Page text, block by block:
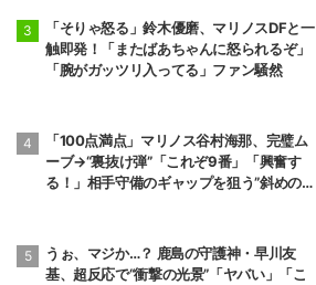
「そりゃ怒る」鈴木優磨、マリノスDFと一
触即発！「またばあちゃんに怒られるぞ」
「腕がガッツリ入ってる」ファン騒然
「100点満点」マリノス谷村海那、完璧ム
ーブ→“裏抜け弾”「これぞ9番」「興奮す
る！」相手守備のギャップを狙う”斜めの抜
うぉ、マジか…？ 鹿島の守護神・早川友
基、超反応で“衝撃の光景”「ヤバい」「こ